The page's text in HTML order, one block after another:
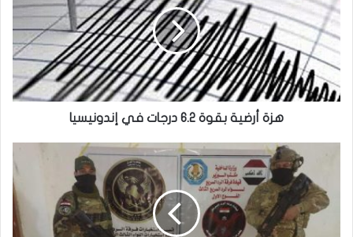
6.2
درجات
في
إندونيسيا
هزة أرضية بقوة 6.2 درجات في إندونيسيا
متهم
بحوزته
أدوات